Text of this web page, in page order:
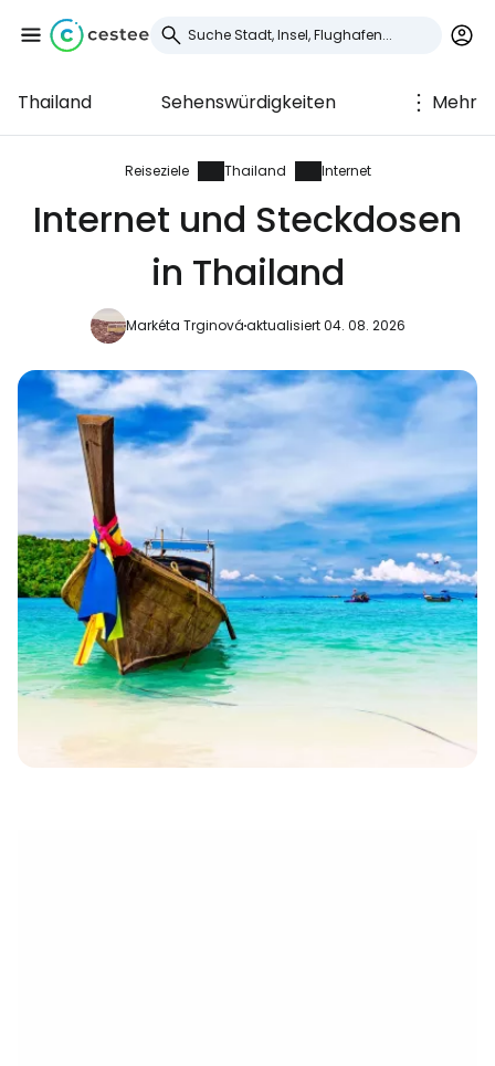
Thailand Sehenswürdigkeiten Mehr
Reiseziele Thailand Internet
Internet und Steckdosen
in Thailand
Markéta Trginováaktualisiert 04. 08. 2026
Anmeldung bei
Cestee
... die weltweite Reise-Community
Weiter mit Facebook
Weiter mit E-Mail